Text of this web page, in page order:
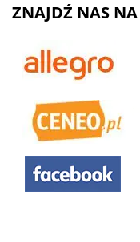
ZNAJDŹ NAS NA